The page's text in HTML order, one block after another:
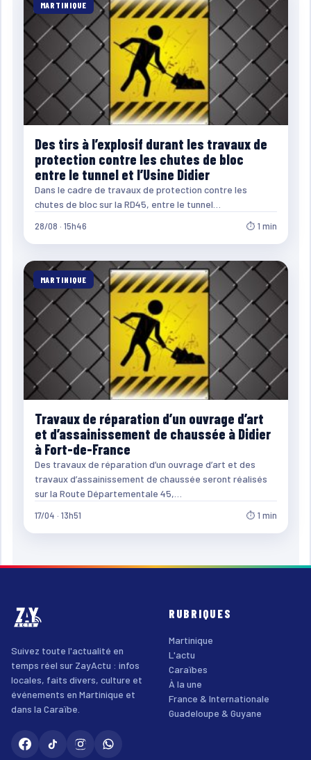
MARTINIQUE
Des tirs à l’explosif durant les travaux de
protection contre les chutes de bloc
entre le tunnel et l’Usine Didier
Dans le cadre de travaux de protection contre les
chutes de bloc sur la RD45, entre le tunnel…
28/08 · 15h46 ⏱ 1 min
MARTINIQUE
Travaux de réparation d’un ouvrage d’art
et d’assainissement de chaussée à Didier
à Fort-de-France
Des travaux de réparation d’un ouvrage d’art et des
travaux d’assainissement de chaussée seront réalisés
sur la Route Départementale 45,…
17/04 · 13h51 ⏱ 1 min
Suivez toute l'actualité en
temps réel sur ZayActu : infos
locales, faits divers, culture et
événements en Martinique et
dans la Caraïbe.
RUBRIQUES
Martinique
L'actu
Caraïbes
À la une
France & Internationale
Guadeloupe & Guyane